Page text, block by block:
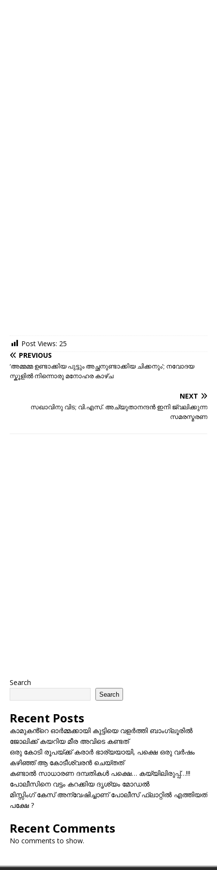
Post Views: 25
PREVIOUS
‘അമ്മമ്മ ഉണ്ടാക്കിയ പുട്ടും അച്ഛനുണ്ടാക്കിയ ചിക്കനും’; നവോദയ
സ്കൂളിൽ നിന്നൊരു മനോഹര കാഴ്ച
NEXT
സഖാവിനു വിട; വി.എസ്. അച്യുതാനന്ദൻ ഇനി ജ്വലിക്കുന്ന
സമരസ്മരണ
Search
Search
Recent Posts
കാമുകൻ്റെ ഓർമ്മക്കായി കുട്ടിയെ വളർത്തി ബാംഗ്ലൂരിൽ
ജോലിക്ക് കയറിയ മീര അവിടെ കണ്ടത്
ഒരു കോടി രൂപയ്ക്ക് കരാർ ഭാര്യയായി, പക്ഷെ ഒരു വർഷം
കഴിഞ്ഞ് ആ കോടീശ്വരൻ ചെയ്തത്
കണ്ടാൽ സാധാരണ ദമ്പതികൾ പക്ഷെ… കയ്യിലിരുപ്പ്…!!!
പോലീസിനെ വട്ടം കറക്കിയ ദൃശ്യം മോഡല്‍
മിസ്സിംഗ് കേസ് അന്വേഷിച്ചാണ് പോലീസ് ഫ്ലാറ്റിൽ എത്തിയത്
പക്ഷേ ?
Recent Comments
No comments to show.